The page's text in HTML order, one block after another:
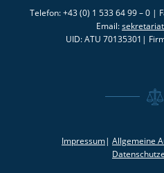
Telefon: +43 (0) 1 533 64 99 – 0 |
Email:
UID: ATU 70135301|
Impressum| Allgemeine